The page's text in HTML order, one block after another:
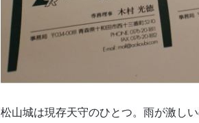
松山城は現存天守のひとつ。雨が激し